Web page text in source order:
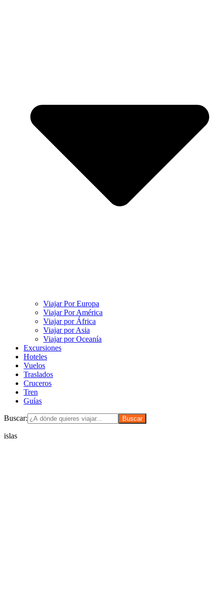
Viajar Por Europa
Viajar Por América
Viajar por África
Viajar por Asia
Viajar por Oceanía
Excursiones
Hoteles
Vuelos
Traslados
Cruceros
Tren
Guías
Buscar:
islas